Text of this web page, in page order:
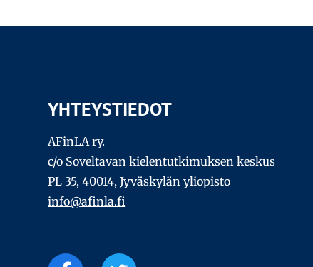
YHTEYSTIEDOT
AFinLA ry.
c/o Soveltavan kielentutkimuksen keskus
PL 35, 40014, Jyväskylän yliopisto
info@afinla.fi